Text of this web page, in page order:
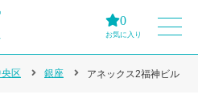
0
お気に入り
区 銀座 アネックス2福神ビル